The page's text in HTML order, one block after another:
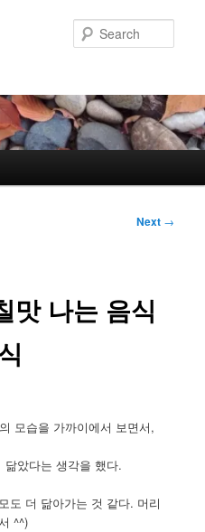
Next →
맛 나는 음식
모습을 가까이에서 보면서,
았다는 생각을 했다.
도 더 닮아가는 것 같다. 머리
^^)